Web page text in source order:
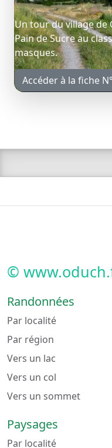
Un tour du village de
Pain de Sucre au
masques.
Accéder à la fiche
©
Randonnées
Par localité
Par région
Vers un lac
Vers un col
Vers un sommet
Paysages
Par localité